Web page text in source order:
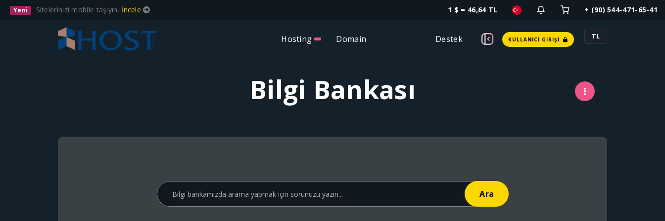
Yeni Sitelerinizi mobile taşıyın. İncele 1 $ = 46,64 TL + (90) 544-471-65-41
Hosting Domain Destek KULLANICI GIRIŞI TL
Bilgi Bankası